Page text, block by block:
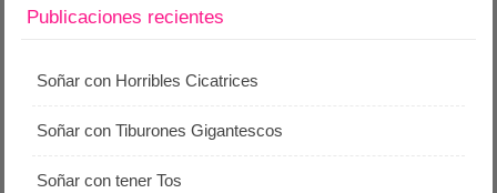
Publicaciones recientes
Soñar con Horribles Cicatrices
Soñar con Tiburones Gigantescos
Soñar con tener Tos